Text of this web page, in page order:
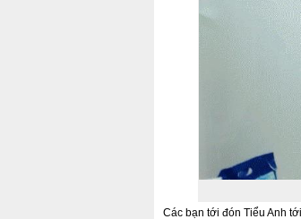
Các bạn tới đón Tiểu Anh